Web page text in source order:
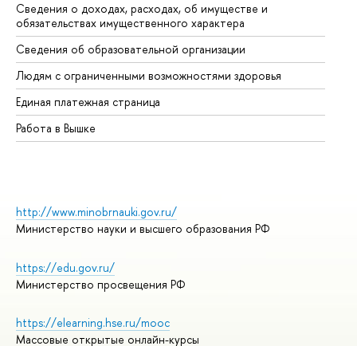
Сведения о доходах, расходах, об имуществе и
обязательствах имущественного характера
Сведения об образовательной организации
Людям с ограниченными возможностями здоровья
Единая платежная страница
Работа в Вышке
http://www.minobrnauki.gov.ru/
Министерство науки и высшего образования РФ
https://edu.gov.ru/
Министерство просвещения РФ
https://elearning.hse.ru/mooc
Массовые открытые онлайн-курсы